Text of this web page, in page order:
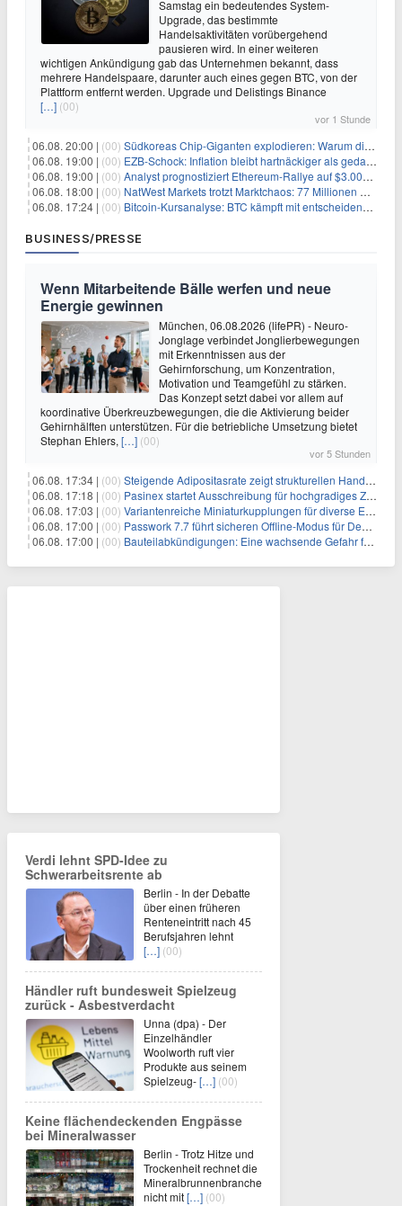
Samstag ein bedeutendes System-
Upgrade, das bestimmte
Handelsaktivitäten vorübergehend
pausieren wird. In einer weiteren
wichtigen Ankündigung gab das Unternehmen bekannt, dass
mehrere Handelspaare, darunter auch eines gegen BTC, von der
Plattform entfernt werden. Upgrade und Delistings Binance
[…] (00)
vor 1 Stunde
06.08. 20:00 | (00) Südkoreas Chip-Giganten explodieren: Warum dieser Rekord-Tag die KI-Branche erschüttert
06.08. 19:00 | (00) EZB-Schock: Inflation bleibt hartnäckiger als gedacht – 2027 wird zum kritischen Test
06.08. 19:00 | (00) Analyst prognostiziert Ethereum-Rallye auf $3.000 nach entscheidendem On-Chain-Ausbruch
06.08. 18:00 | (00) NatWest Markets trotzt Marktchaos: 77 Millionen Pfund Gewinn im ersten Halbjahr
06.08. 17:24 | (00) Bitcoin-Kursanalyse: BTC kämpft mit entscheidender $65K-Hürde, während sich ein Liquidationscluster aufbaut
BUSINESS/PRESSE
Wenn Mitarbeitende Bälle werfen und neue
Energie gewinnen
München, 06.08.2026 (lifePR) - Neuro-
Jonglage verbindet Jonglierbewegungen
mit Erkenntnissen aus der
Gehirnforschung, um Konzentration,
Motivation und Teamgefühl zu stärken.
Das Konzept setzt dabei vor allem auf
koordinative Überkreuzbewegungen, die die Aktivierung beider
Gehirnhälften unterstützen. Für die betriebliche Umsetzung bietet
Stephan Ehlers, […] (00)
vor 5 Stunden
06.08. 17:34 | (00) Steigende Adipositasrate zeigt strukturellen Handlungsbedarf bei der Ernährung schulpflichtiger Kinder
06.08. 17:18 | (00) Pasinex startet Ausschreibung für hochgradiges Zinksulfidkonzentrat mit Germanium- und Silbergehalten und stellt ein Betriebsupdate bereit
06.08. 17:03 | (00) Variantenreiche Miniaturkupplungen für diverse Einsatzbereiche
06.08. 17:00 | (00) Passwork 7.7 führt sicheren Offline-Modus für Desktop- und Mobile-Apps ein
06.08. 17:00 | (00) Bauteilabkündigungen: Eine wachsende Gefahr für industrielle Elektroniksysteme
Verdi lehnt SPD-Idee zu
Schwerarbeitsrente ab
Berlin - In der Debatte
über einen früheren
Renteneintritt nach 45
Berufsjahren lehnt
[…] (00)
Händler ruft bundesweit Spielzeug
zurück - Asbestverdacht
Unna (dpa) - Der
Einzelhändler
Woolworth ruft vier
Produkte aus seinem
Spielzeug-[…] (00)
Keine flächendeckenden Engpässe
bei Mineralwasser
Berlin - Trotz Hitze und
Trockenheit rechnet die
Mineralbrunnenbranche
nicht mit[…] (00)